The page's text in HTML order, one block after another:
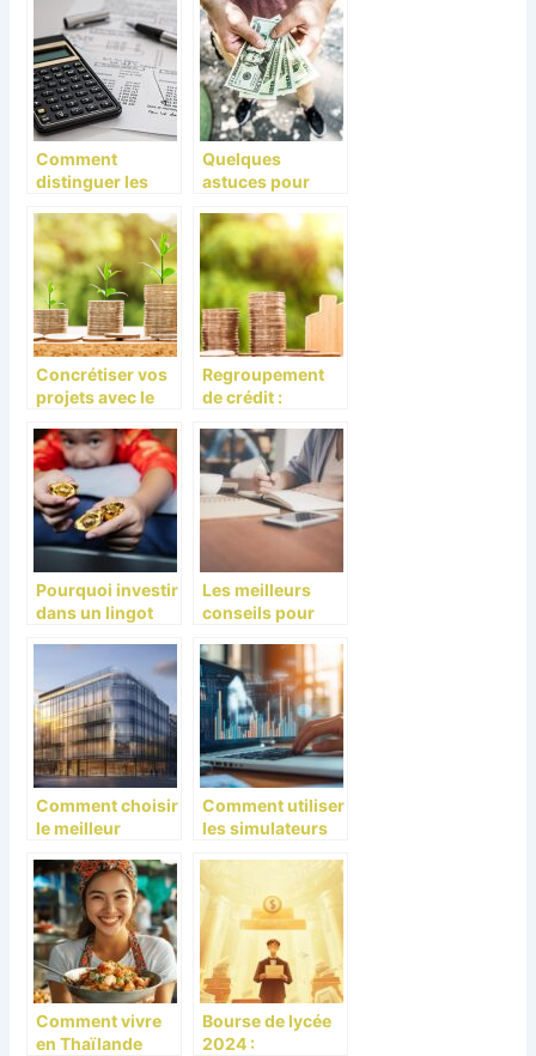
universitaire
2015 – 2016
Comment
distinguer les
des réductions
d’impôt ?
Quelques
astuces pour
dépense
imprévue
Concrétiser vos
projets avec le
consommation
Regroupement
de crédit :
comment choisir
son organisme
de rachat ?
Pourquoi investir
dans un lingot
et conseils
pratiques
Les meilleurs
conseils pour
qu’étudiant en
finance
Comment choisir
le meilleur
gestion de
patrimoine à
Neuilly-sur-
Seine pour vos
besoins
financiers
Comment utiliser
les simulateurs
prêt personnel
avantageux
Comment vivre
en Thaïlande
Bourse de lycée
2024 :